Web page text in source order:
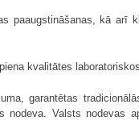
paaugstināšanas, kā arī
kvalitātes
garantētas
nodeva. Valsts nodevas